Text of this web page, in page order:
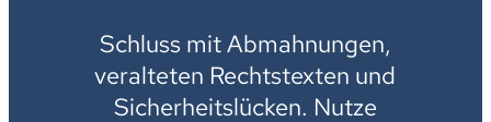
Schluss mit Abmahnungen,
veralteten Rechtstexten und
Sicherheitslücken. Nutze